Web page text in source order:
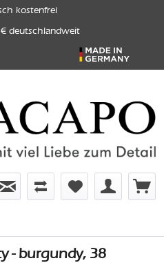
kostenfrei
deutschlandweit
- burgundy, 38